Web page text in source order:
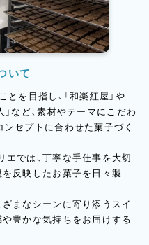
いて
とを目指し、「和楽紅屋」や
」など、素材やテーマにこだわ
セプトに合わせた菓子づく
では、丁寧な手仕事を大切
反映したお菓子を日々製
まなシーンに寄り添うスイ
豊かな気持ちをお届けする